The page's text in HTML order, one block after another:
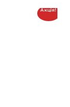
Акція!